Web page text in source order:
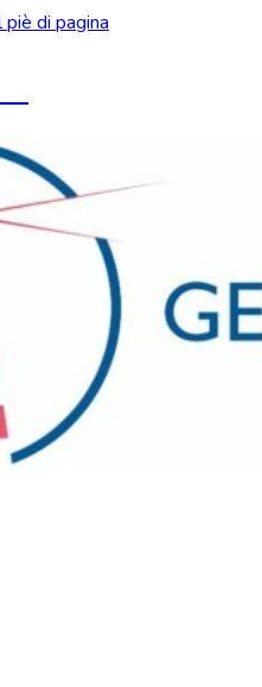
piè di pagina